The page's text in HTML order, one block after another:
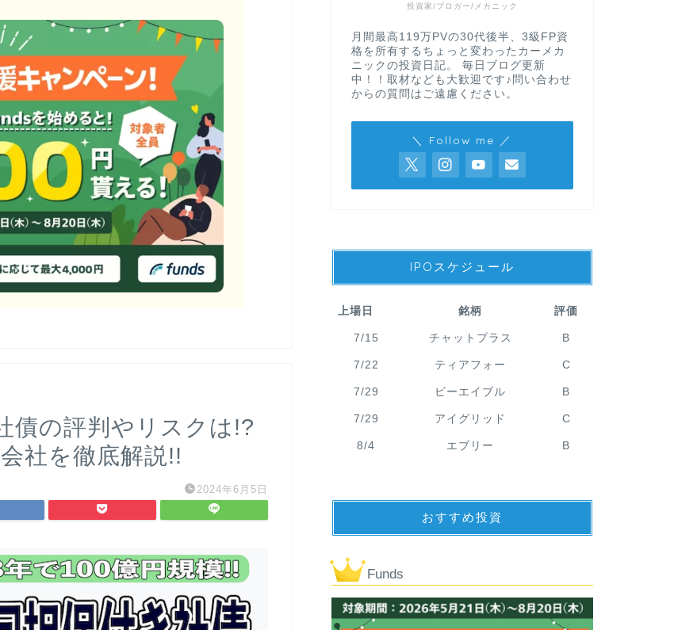
債の評判やリスクは!?
社を徹底解説!!
2024年6月5日
投資家/ブロガー/メカニック
月間最高119万PVの30代後半、3級FP資
格を所有するちょっと変わったカーメカ
ニックの投資日記。 毎日ブログ更新
中！！取材なども大歓迎です♪問い合わせ
からの質問はご遠慮ください。
＼ Follow me ／
IPOスケジュール
上場日 銘柄 評価
7/15 チャットプラス B
7/22 ティアフォー C
7/29 ビーエイブル B
7/29 アイグリッド C
8/4 エブリー B
おすすめ投資
Funds